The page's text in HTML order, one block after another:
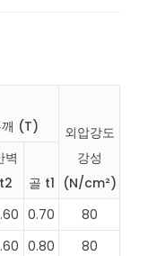
깨 (T)
외압강도
강성
(N/cm²)
벽
t2
골 t1
0.70
80
0.80
80